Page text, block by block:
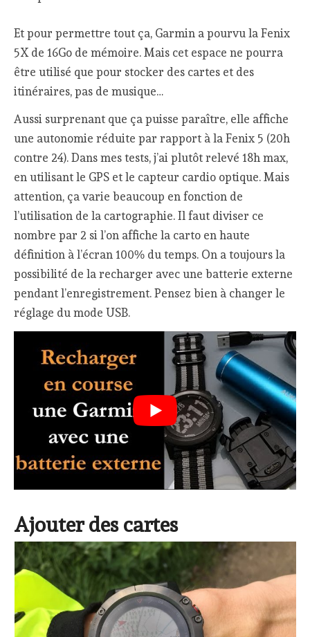
Et pour permettre tout ça, Garmin a pourvu la Fenix
5X de 16Go de mémoire. Mais cet espace ne pourra
être utilisé que pour stocker des cartes et des
itinéraires, pas de musique…
Aussi surprenant que ça puisse paraître, elle affiche
une autonomie réduite par rapport à la Fenix 5 (20h
contre 24). Dans mes tests, j’ai plutôt relevé 18h max,
en utilisant le GPS et le capteur cardio optique. Mais
attention, ça varie beaucoup en fonction de
l’utilisation de la cartographie. Il faut diviser ce
nombre par 2 si l’on affiche la carto en haute
définition à l’écran 100% du temps. On a toujours la
possibilité de la recharger avec une batterie externe
pendant l’enregistrement. Pensez bien à changer le
réglage du mode USB.
Ajouter des cartes